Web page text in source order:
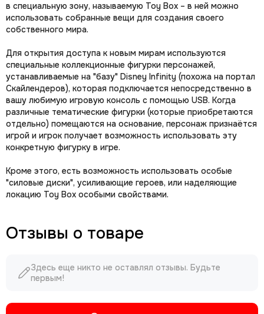
в специальную зону, называемую Toy Box – в ней можно
использовать собранные вещи для создания своего
собственного мира.
Для открытия доступа к новым мирам используются
специальные коллекционные фигурки персонажей,
устанавливаемые на "базу" Disney Infinity (похожа на портал
Скайлендеров), которая подключается непосредственно в
вашу любимую игровую консоль с помощью USB. Когда
различные тематические фигурки (которые приобретаются
отдельно) помещаются на основание, персонаж признаётся
игрой и игрок получает возможность использовать эту
конкретную фигурку в игре.
Кроме этого, есть возможность использовать особые
"силовые диски", усиливающие героев, или наделяющие
локацию Toy Box особыми свойствами.
Отзывы о товаре
Здесь еще никто не оставлял отзывы. Будьте
первым!